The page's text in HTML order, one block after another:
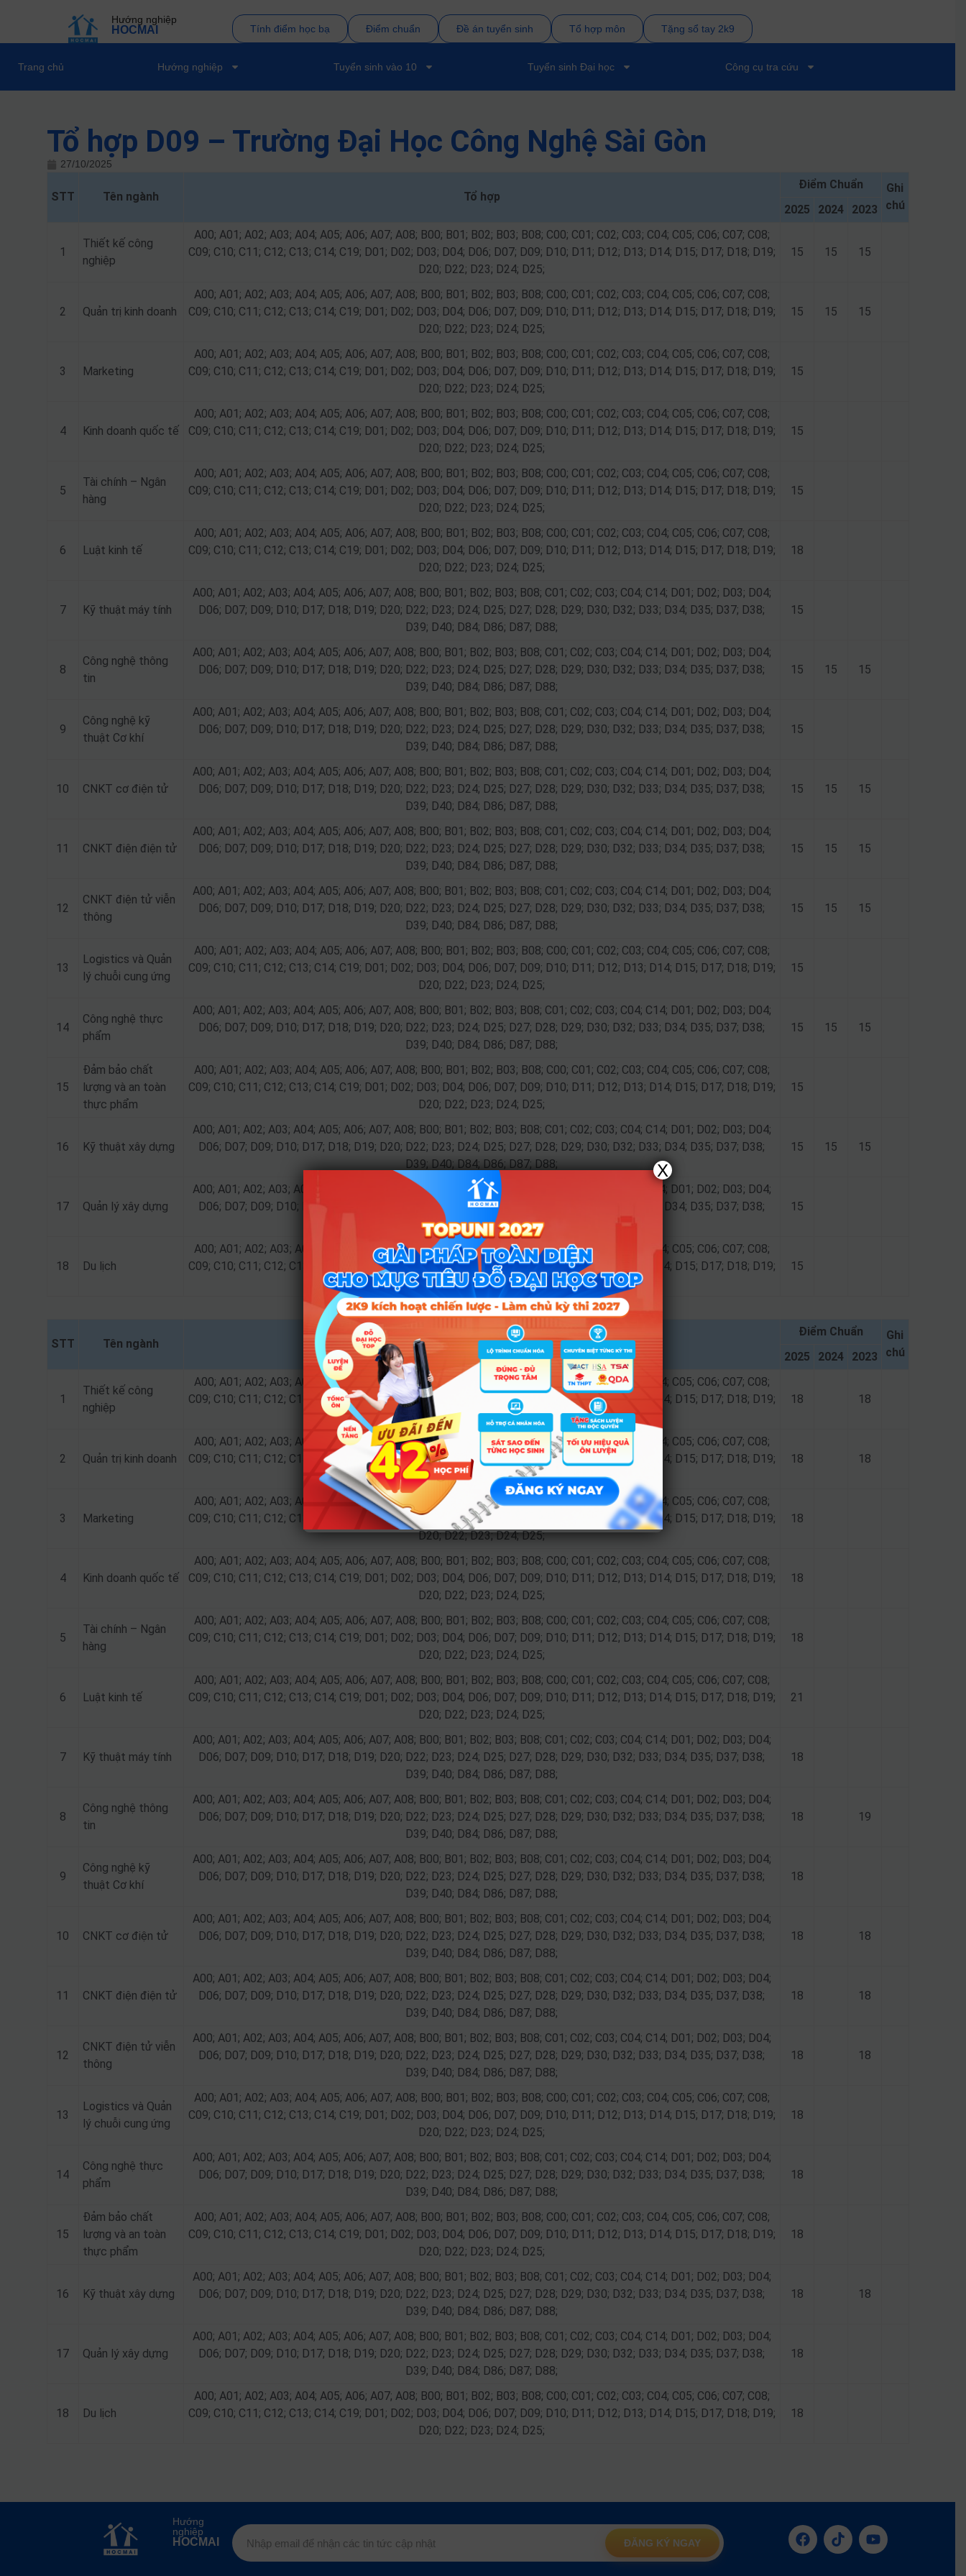
Hướng nghiệp
HOCMAI Tính điểm học bạ Điểm chuẩn Đề án tuyển sinh Tổ hợp môn Tặng sổ tay 2k9
Trang chủ Hướng nghiệp Tuyển sinh vào 10 Tuyển sinh Đại học Công cụ tra cứu
Tổ hợp D09 – Trường Đại Học Công Nghệ Sài Gòn
27/10/2025
STT Tên ngành Tổ hợp
Điểm Chuẩn
Ghi
chú
2025 2024 2023
1
Thiết kế công
nghiệp
A00; A01; A02; A03; A04; A05; A06; A07; A08; B00; B01; B02; B03; B08; C00; C01; C02; C03; C04; C05; C06; C07; C08;
C09; C10; C11; C12; C13; C14; C19; D01; D02; D03; D04; D06; D07; D09; D10; D11; D12; D13; D14; D15; D17; D18; D19;
D20; D22; D23; D24; D25;
15 15 15
2 Quản trị kinh doanh
A00; A01; A02; A03; A04; A05; A06; A07; A08; B00; B01; B02; B03; B08; C00; C01; C02; C03; C04; C05; C06; C07; C08;
C09; C10; C11; C12; C13; C14; C19; D01; D02; D03; D04; D06; D07; D09; D10; D11; D12; D13; D14; D15; D17; D18; D19;
D20; D22; D23; D24; D25;
15 15 15
3 Marketing
A00; A01; A02; A03; A04; A05; A06; A07; A08; B00; B01; B02; B03; B08; C00; C01; C02; C03; C04; C05; C06; C07; C08;
C09; C10; C11; C12; C13; C14; C19; D01; D02; D03; D04; D06; D07; D09; D10; D11; D12; D13; D14; D15; D17; D18; D19;
D20; D22; D23; D24; D25;
15
4 Kinh doanh quốc tế
A00; A01; A02; A03; A04; A05; A06; A07; A08; B00; B01; B02; B03; B08; C00; C01; C02; C03; C04; C05; C06; C07; C08;
C09; C10; C11; C12; C13; C14; C19; D01; D02; D03; D04; D06; D07; D09; D10; D11; D12; D13; D14; D15; D17; D18; D19;
D20; D22; D23; D24; D25;
15
5
Tài chính – Ngân
hàng
A00; A01; A02; A03; A04; A05; A06; A07; A08; B00; B01; B02; B03; B08; C00; C01; C02; C03; C04; C05; C06; C07; C08;
C09; C10; C11; C12; C13; C14; C19; D01; D02; D03; D04; D06; D07; D09; D10; D11; D12; D13; D14; D15; D17; D18; D19;
D20; D22; D23; D24; D25;
15
6 Luật kinh tế
A00; A01; A02; A03; A04; A05; A06; A07; A08; B00; B01; B02; B03; B08; C00; C01; C02; C03; C04; C05; C06; C07; C08;
C09; C10; C11; C12; C13; C14; C19; D01; D02; D03; D04; D06; D07; D09; D10; D11; D12; D13; D14; D15; D17; D18; D19;
D20; D22; D23; D24; D25;
18
7 Kỹ thuật máy tính
A00; A01; A02; A03; A04; A05; A06; A07; A08; B00; B01; B02; B03; B08; C01; C02; C03; C04; C14; D01; D02; D03; D04;
D06; D07; D09; D10; D17; D18; D19; D20; D22; D23; D24; D25; D27; D28; D29; D30; D32; D33; D34; D35; D37; D38;
D39; D40; D84; D86; D87; D88;
15
8
Công nghệ thông
tin
A00; A01; A02; A03; A04; A05; A06; A07; A08; B00; B01; B02; B03; B08; C01; C02; C03; C04; C14; D01; D02; D03; D04;
D06; D07; D09; D10; D17; D18; D19; D20; D22; D23; D24; D25; D27; D28; D29; D30; D32; D33; D34; D35; D37; D38;
D39; D40; D84; D86; D87; D88;
15 15 15
9
Công nghệ kỹ
thuật Cơ khí
A00; A01; A02; A03; A04; A05; A06; A07; A08; B00; B01; B02; B03; B08; C01; C02; C03; C04; C14; D01; D02; D03; D04;
D06; D07; D09; D10; D17; D18; D19; D20; D22; D23; D24; D25; D27; D28; D29; D30; D32; D33; D34; D35; D37; D38;
D39; D40; D84; D86; D87; D88;
15
10 CNKT cơ điện tử
A00; A01; A02; A03; A04; A05; A06; A07; A08; B00; B01; B02; B03; B08; C01; C02; C03; C04; C14; D01; D02; D03; D04;
D06; D07; D09; D10; D17; D18; D19; D20; D22; D23; D24; D25; D27; D28; D29; D30; D32; D33; D34; D35; D37; D38;
D39; D40; D84; D86; D87; D88;
15 15 15
11 CNKT điện điện tử
A00; A01; A02; A03; A04; A05; A06; A07; A08; B00; B01; B02; B03; B08; C01; C02; C03; C04; C14; D01; D02; D03; D04;
D06; D07; D09; D10; D17; D18; D19; D20; D22; D23; D24; D25; D27; D28; D29; D30; D32; D33; D34; D35; D37; D38;
D39; D40; D84; D86; D87; D88;
15 15 15
12
CNKT điện tử viễn
thông
A00; A01; A02; A03; A04; A05; A06; A07; A08; B00; B01; B02; B03; B08; C01; C02; C03; C04; C14; D01; D02; D03; D04;
D06; D07; D09; D10; D17; D18; D19; D20; D22; D23; D24; D25; D27; D28; D29; D30; D32; D33; D34; D35; D37; D38;
D39; D40; D84; D86; D87; D88;
15 15 15
13
Logistics và Quản
lý chuỗi cung ứng
A00; A01; A02; A03; A04; A05; A06; A07; A08; B00; B01; B02; B03; B08; C00; C01; C02; C03; C04; C05; C06; C07; C08;
C09; C10; C11; C12; C13; C14; C19; D01; D02; D03; D04; D06; D07; D09; D10; D11; D12; D13; D14; D15; D17; D18; D19;
D20; D22; D23; D24; D25;
15
14
Công nghệ thực
phẩm
A00; A01; A02; A03; A04; A05; A06; A07; A08; B00; B01; B02; B03; B08; C01; C02; C03; C04; C14; D01; D02; D03; D04;
D06; D07; D09; D10; D17; D18; D19; D20; D22; D23; D24; D25; D27; D28; D29; D30; D32; D33; D34; D35; D37; D38;
D39; D40; D84; D86; D87; D88;
15 15 15
15
Đảm bảo chất
lượng và an toàn
thực phẩm
A00; A01; A02; A03; A04; A05; A06; A07; A08; B00; B01; B02; B03; B08; C00; C01; C02; C03; C04; C05; C06; C07; C08;
C09; C10; C11; C12; C13; C14; C19; D01; D02; D03; D04; D06; D07; D09; D10; D11; D12; D13; D14; D15; D17; D18; D19;
D20; D22; D23; D24; D25;
15
16 Kỹ thuật xây dựng
A00; A01; A02; A03; A04; A05; A06; A07; A08; B00; B01; B02; B03; B08; C01; C02; C03; C04; C14; D01; D02; D03; D04;
D06; D07; D09; D10; D17; D18; D19; D20; D22; D23; D24; D25; D27; D28; D29; D30; D32; D33; D34; D35; D37; D38;
D39; D40; D84; D86; D87; D88;
15 15 15
17 Quản lý xây dựng
A00; A01; A02; A03; A04; A05; A06; A07; A08; B00; B01; B02; B03; B08; C01; C02; C03; C04; C14; D01; D02; D03; D04;
D06; D07; D09; D10; D17; D18; D19; D20; D22; D23; D24; D25; D27; D28; D29; D30; D32; D33; D34; D35; D37; D38;
D39; D40; D84; D86; D87; D88;
15
18 Du lịch
A00; A01; A02; A03; A04; A05; A06; A07; A08; B00; B01; B02; B03; B08; C00; C01; C02; C03; C04; C05; C06; C07; C08;
C09; C10; C11; C12; C13; C14; C19; D01; D02; D03; D04; D06; D07; D09; D10; D11; D12; D13; D14; D15; D17; D18; D19;
D20; D22; D23; D24; D25;
15
STT Tên ngành Tổ hợp
Điểm Chuẩn
Ghi
chú
2025 2024 2023
1
Thiết kế công
nghiệp
A00; A01; A02; A03; A04; A05; A06; A07; A08; B00; B01; B02; B03; B08; C00; C01; C02; C03; C04; C05; C06; C07; C08;
C09; C10; C11; C12; C13; C14; C19; D01; D02; D03; D04; D06; D07; D09; D10; D11; D12; D13; D14; D15; D17; D18; D19;
D20; D22; D23; D24; D25;
18 18
2 Quản trị kinh doanh
A00; A01; A02; A03; A04; A05; A06; A07; A08; B00; B01; B02; B03; B08; C00; C01; C02; C03; C04; C05; C06; C07; C08;
C09; C10; C11; C12; C13; C14; C19; D01; D02; D03; D04; D06; D07; D09; D10; D11; D12; D13; D14; D15; D17; D18; D19;
D20; D22; D23; D24; D25;
18 18
3 Marketing
A00; A01; A02; A03; A04; A05; A06; A07; A08; B00; B01; B02; B03; B08; C00; C01; C02; C03; C04; C05; C06; C07; C08;
C09; C10; C11; C12; C13; C14; C19; D01; D02; D03; D04; D06; D07; D09; D10; D11; D12; D13; D14; D15; D17; D18; D19;
D20; D22; D23; D24; D25;
18
4 Kinh doanh quốc tế
A00; A01; A02; A03; A04; A05; A06; A07; A08; B00; B01; B02; B03; B08; C00; C01; C02; C03; C04; C05; C06; C07; C08;
C09; C10; C11; C12; C13; C14; C19; D01; D02; D03; D04; D06; D07; D09; D10; D11; D12; D13; D14; D15; D17; D18; D19;
D20; D22; D23; D24; D25;
18
5
Tài chính – Ngân
hàng
A00; A01; A02; A03; A04; A05; A06; A07; A08; B00; B01; B02; B03; B08; C00; C01; C02; C03; C04; C05; C06; C07; C08;
C09; C10; C11; C12; C13; C14; C19; D01; D02; D03; D04; D06; D07; D09; D10; D11; D12; D13; D14; D15; D17; D18; D19;
D20; D22; D23; D24; D25;
18
6 Luật kinh tế
A00; A01; A02; A03; A04; A05; A06; A07; A08; B00; B01; B02; B03; B08; C00; C01; C02; C03; C04; C05; C06; C07; C08;
C09; C10; C11; C12; C13; C14; C19; D01; D02; D03; D04; D06; D07; D09; D10; D11; D12; D13; D14; D15; D17; D18; D19;
D20; D22; D23; D24; D25;
21
7 Kỹ thuật máy tính
A00; A01; A02; A03; A04; A05; A06; A07; A08; B00; B01; B02; B03; B08; C01; C02; C03; C04; C14; D01; D02; D03; D04;
D06; D07; D09; D10; D17; D18; D19; D20; D22; D23; D24; D25; D27; D28; D29; D30; D32; D33; D34; D35; D37; D38;
D39; D40; D84; D86; D87; D88;
18
8
Công nghệ thông
tin
A00; A01; A02; A03; A04; A05; A06; A07; A08; B00; B01; B02; B03; B08; C01; C02; C03; C04; C14; D01; D02; D03; D04;
D06; D07; D09; D10; D17; D18; D19; D20; D22; D23; D24; D25; D27; D28; D29; D30; D32; D33; D34; D35; D37; D38;
D39; D40; D84; D86; D87; D88;
18 19
9
Công nghệ kỹ
thuật Cơ khí
A00; A01; A02; A03; A04; A05; A06; A07; A08; B00; B01; B02; B03; B08; C01; C02; C03; C04; C14; D01; D02; D03; D04;
D06; D07; D09; D10; D17; D18; D19; D20; D22; D23; D24; D25; D27; D28; D29; D30; D32; D33; D34; D35; D37; D38;
D39; D40; D84; D86; D87; D88;
18
10 CNKT cơ điện tử
A00; A01; A02; A03; A04; A05; A06; A07; A08; B00; B01; B02; B03; B08; C01; C02; C03; C04; C14; D01; D02; D03; D04;
D06; D07; D09; D10; D17; D18; D19; D20; D22; D23; D24; D25; D27; D28; D29; D30; D32; D33; D34; D35; D37; D38;
D39; D40; D84; D86; D87; D88;
18 18
11 CNKT điện điện tử
A00; A01; A02; A03; A04; A05; A06; A07; A08; B00; B01; B02; B03; B08; C01; C02; C03; C04; C14; D01; D02; D03; D04;
D06; D07; D09; D10; D17; D18; D19; D20; D22; D23; D24; D25; D27; D28; D29; D30; D32; D33; D34; D35; D37; D38;
D39; D40; D84; D86; D87; D88;
18 18
12
CNKT điện tử viễn
thông
A00; A01; A02; A03; A04; A05; A06; A07; A08; B00; B01; B02; B03; B08; C01; C02; C03; C04; C14; D01; D02; D03; D04;
D06; D07; D09; D10; D17; D18; D19; D20; D22; D23; D24; D25; D27; D28; D29; D30; D32; D33; D34; D35; D37; D38;
D39; D40; D84; D86; D87; D88;
18 18
13
Logistics và Quản
lý chuỗi cung ứng
A00; A01; A02; A03; A04; A05; A06; A07; A08; B00; B01; B02; B03; B08; C00; C01; C02; C03; C04; C05; C06; C07; C08;
C09; C10; C11; C12; C13; C14; C19; D01; D02; D03; D04; D06; D07; D09; D10; D11; D12; D13; D14; D15; D17; D18; D19;
D20; D22; D23; D24; D25;
18
14
Công nghệ thực
phẩm
A00; A01; A02; A03; A04; A05; A06; A07; A08; B00; B01; B02; B03; B08; C01; C02; C03; C04; C14; D01; D02; D03; D04;
D06; D07; D09; D10; D17; D18; D19; D20; D22; D23; D24; D25; D27; D28; D29; D30; D32; D33; D34; D35; D37; D38;
D39; D40; D84; D86; D87; D88;
18
15
Đảm bảo chất
lượng và an toàn
thực phẩm
A00; A01; A02; A03; A04; A05; A06; A07; A08; B00; B01; B02; B03; B08; C00; C01; C02; C03; C04; C05; C06; C07; C08;
C09; C10; C11; C12; C13; C14; C19; D01; D02; D03; D04; D06; D07; D09; D10; D11; D12; D13; D14; D15; D17; D18; D19;
D20; D22; D23; D24; D25;
18
16 Kỹ thuật xây dựng
A00; A01; A02; A03; A04; A05; A06; A07; A08; B00; B01; B02; B03; B08; C01; C02; C03; C04; C14; D01; D02; D03; D04;
D06; D07; D09; D10; D17; D18; D19; D20; D22; D23; D24; D25; D27; D28; D29; D30; D32; D33; D34; D35; D37; D38;
D39; D40; D84; D86; D87; D88;
18 18
17 Quản lý xây dựng
A00; A01; A02; A03; A04; A05; A06; A07; A08; B00; B01; B02; B03; B08; C01; C02; C03; C04; C14; D01; D02; D03; D04;
D06; D07; D09; D10; D17; D18; D19; D20; D22; D23; D24; D25; D27; D28; D29; D30; D32; D33; D34; D35; D37; D38;
D39; D40; D84; D86; D87; D88;
18
18 Du lịch
A00; A01; A02; A03; A04; A05; A06; A07; A08; B00; B01; B02; B03; B08; C00; C01; C02; C03; C04; C05; C06; C07; C08;
C09; C10; C11; C12; C13; C14; C19; D01; D02; D03; D04; D06; D07; D09; D10; D11; D12; D13; D14; D15; D17; D18; D19;
D20; D22; D23; D24; D25;
18
Hướng
nghiệp
HOCMAI ĐĂNG KÝ NGAY
X